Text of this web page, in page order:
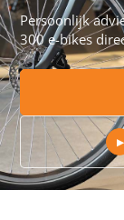
Persoonlijk
300 e-bikes
▶